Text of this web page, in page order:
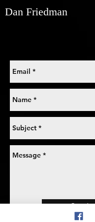
Dan Friedman
Send